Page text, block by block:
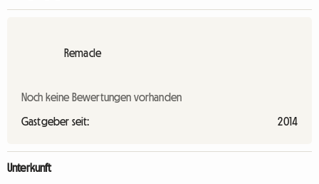
Remacle
Noch keine Bewertungen vorhanden
Gastgeber seit: 2014
Unterkunft